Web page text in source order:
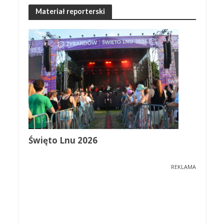
Materiał reporterski
Święto Lnu 2026
REKLAMA